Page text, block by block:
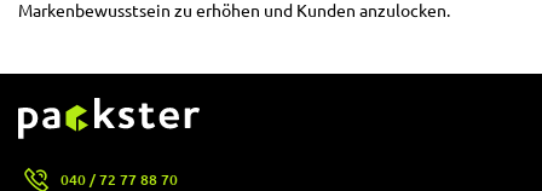
Markenbewusstsein zu erhöhen und Kunden anzulocken.
040 / 72 77 88 70